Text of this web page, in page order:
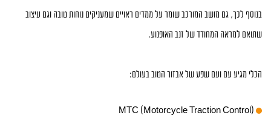
בנוסף לכך, גם מושב המורכב שומר על ממדים ראויים שמעניקים נוחות טובה וגם עיצוב
שתואם למראה המחודד של זנב האופנוע.
הכלי מגיע עם ועם שפע של אבזור הטוב בעולם: